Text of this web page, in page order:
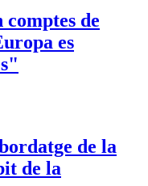
de
es
de la
de la